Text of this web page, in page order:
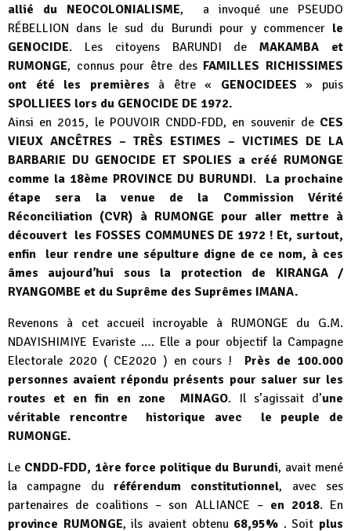
allié du NEOCOLONIALISME, a invoqué une PSEUDO
RÉBELLION dans le sud du Burundi pour y commencerle
GENOCIDE. Les citoyens BARUNDI deMAKAMBA et
RUMONGE, connus pour être des FAMILLES RICHISSIMES
ont été les premières à être « GENOCIDEES » puis
SPOLLIEES lors du GENOCIDE DE 1972.
Ainsi en 2015, le POUVOIR CNDD-FDD, en souvenir de CES
VIEUX ANCÊTRES – TRÈS ESTIMES – VICTIMES DE LA
BARBARIE DU GENOCIDE ET SPOLIES a créé RUMONGE
comme la 18ème PROVINCE DU BURUNDI.
La prochaine
étape sera la venue de la Commission Vérité
Réconciliation (CVR) à RUMONGE pour aller mettre à
découvert les FOSSES COMMUNES DE 1972 ! Et, surtout,
enfin leur rendre une sépulture digne de ce nom, à ces
âmes aujourd’hui sous la protection de KIRANGA /
RYANGOMBE et du Suprême des Suprêmes IMANA.
Revenons à cet accueil incroyable à RUMONGE du G.M.
NDAYISHIMIYE Evariste …. Elle a pour objectif la Campagne
Electorale 2020 ( CE2020 ) en cours ! Près de 100.000
personnes avaient répondu présents pour saluer sur les
routes et en fin en zone MINAGO. Il s’agissait d’une
véritable rencontre historique avec le peuple de
RUMONGE.
Le CNDD-FDD, 1ère force politique du Burundi, avait mené
la campagne du référendum constitutionnel, avec ses
partenaires de coalitions – son ALLIANCE –en 2018. En
province RUMONGE, ils avaient obtenu 68,95% . Soit plus